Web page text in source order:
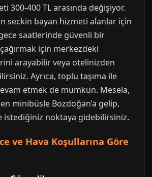
300-400 TL arasında değişiyor.
seckin bayan hizmeti alanlar için
saatlerinde güvenli bir
için merkezdeki
arayabilir veya otelinizden
Ayrıca, toplu taşıma ile
etmek de mümkün. Mesela,
minibüsle Bozdoğan’a gelip,
istediğiniz noktaya gidebilirsiniz.
ve Hava Koşullarına Göre